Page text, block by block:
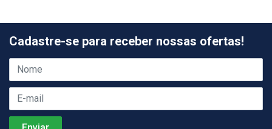
Cadastre-se para receber nossas ofertas!